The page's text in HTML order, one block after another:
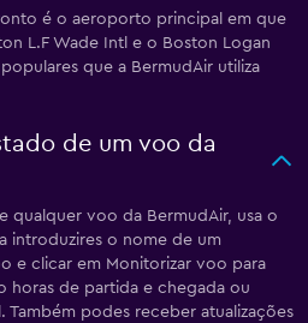
é o aeroporto principal em que
L.F Wade Intl e o Boston Logan
que a BermudAir utiliza
de um voo da
qualquer voo da BermudAir, usa o
introduzires o nome de um
e clicar em Monitorizar voo para
horas de partida e chegada ou
Também podes receber atualizações